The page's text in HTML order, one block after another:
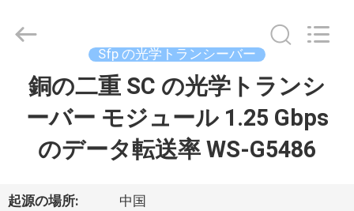
品
LonRise
Sfp の光学トランシーバー
銅の二重 SC の光学トランシ
ーバー モジュール 1.25 Gbps
のデータ転送率 WS-G5486
起源の場所: 中国